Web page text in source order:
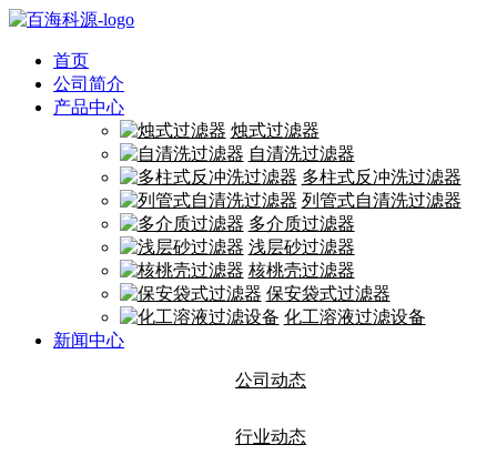
首页
公司简介
产品中心
烛式过滤器
自清洗过滤器
多柱式反冲洗过滤器
列管式自清洗过滤器
多介质过滤器
浅层砂过滤器
核桃壳过滤器
保安袋式过滤器
化工溶液过滤设备
新闻中心
公司动态
行业动态